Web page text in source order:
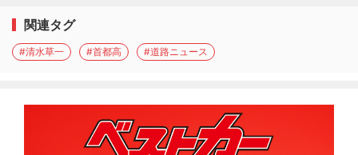
関連タグ
#清水草一 #首都高 #道路ニュース